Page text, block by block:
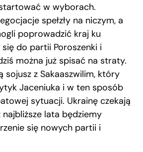
w wyborach.
spełzły na niczym, a
poprowadzić kraj ku
do partii Poroszenki i
można już spisać na straty.
sojusz z Sakaaszwilim, który
Jaceniuka i w ten sposób
sytuacji. Ukrainę czekają
lata będziemy
się nowych partii i